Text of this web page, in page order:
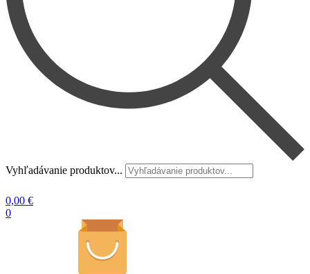
Vyhľadávanie produktov...
0,00 €
0